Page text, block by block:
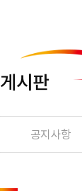
게시판
공지사항